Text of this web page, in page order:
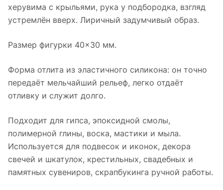
херувима с крыльями, рука у подбородка, взгляд
устремлён вверх. Лиричный задумчивый образ.
Размер фигурки 40×30 мм.
Форма отлита из эластичного силикона: он точно
передаёт мельчайший рельеф, легко отдаёт
отливку и служит долго.
Подходит для гипса, эпоксидной смолы,
полимерной глины, воска, мастики и мыла.
Используется для подвесок и иконок, декора
свечей и шкатулок, крестильных, свадебных и
памятных сувениров, скрапбукинга ручной работы.